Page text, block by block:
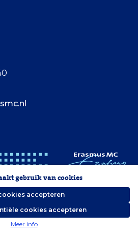
Erasmus MC
gebruik van cookies
accepteren
cookies accepteren
Meer info